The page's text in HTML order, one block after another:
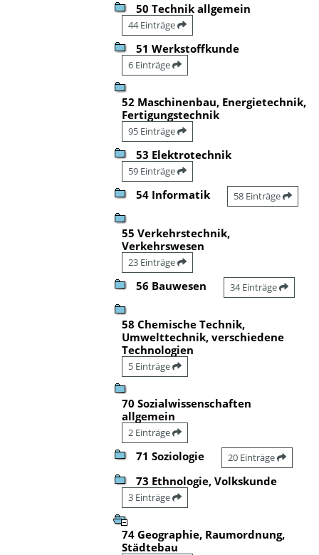
50 Technik allgemein
44 Einträge
51 Werkstoffkunde
6 Einträge
52 Maschinenbau, Energietechnik,
Fertigungstechnik
95 Einträge
53 Elektrotechnik
59 Einträge
54 Informatik 58 Einträge
55 Verkehrstechnik,
Verkehrswesen
23 Einträge
56 Bauwesen 34 Einträge
58 Chemische Technik,
Umwelttechnik, verschiedene
Technologien
5 Einträge
70 Sozialwissenschaften
allgemein
2 Einträge
71 Soziologie 20 Einträge
73 Ethnologie, Volkskunde
3 Einträge
74 Geographie, Raumordnung,
Städtebau